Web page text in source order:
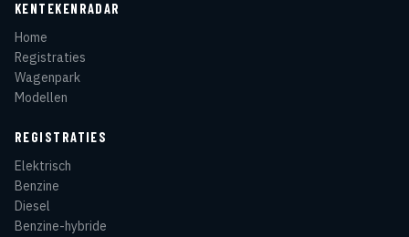
KENTEKENRADAR
Home
Registraties
Wagenpark
Modellen
REGISTRATIES
Elektrisch
Benzine
Diesel
Benzine-hybride